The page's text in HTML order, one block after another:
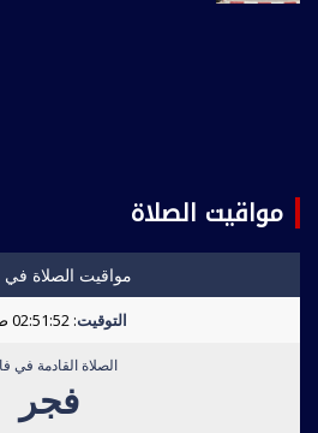
مواقيت الصلاة